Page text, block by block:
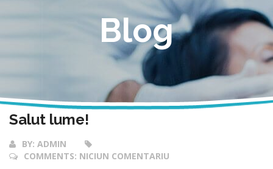
Blog
Salut lume!
BY: ADMIN
COMMENTS: NICIUN COMENTARIU